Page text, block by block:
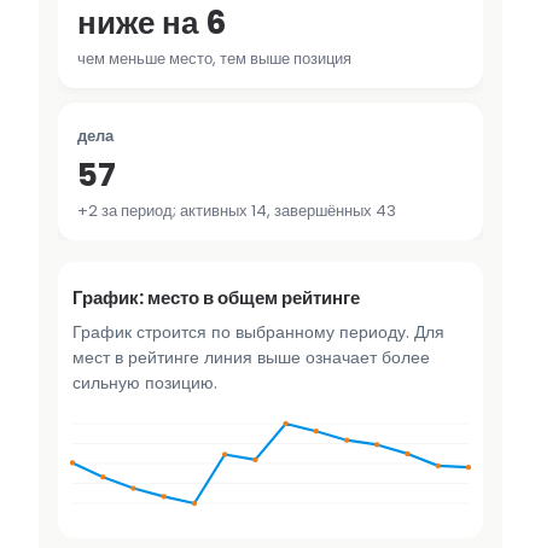
ниже на 6
чем меньше место, тем выше позиция
дела
57
+2 за период; активных 14, завершённых 43
График: место в общем рейтинге
График строится по выбранному периоду. Для
мест в рейтинге линия выше означает более
сильную позицию.